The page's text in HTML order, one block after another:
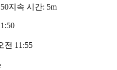
지속 시간: 5m
전 11:55